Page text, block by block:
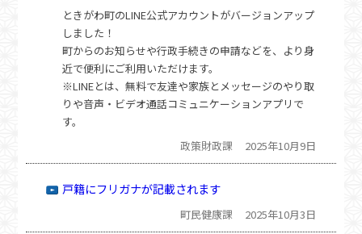
ときがわ町のLINE公式アカウントがバージョンアップ
しました！
町からのお知らせや行政手続きの申請などを、より身
近で便利にご利用いただけます。
※LINEとは、無料で友達や家族とメッセージのやり取
りや音声・ビデオ通話コミュニケーションアプリで
す。
政策財政課
2025年10月9日
戸籍にフリガナが記載されます
町民健康課 2025年10月3日